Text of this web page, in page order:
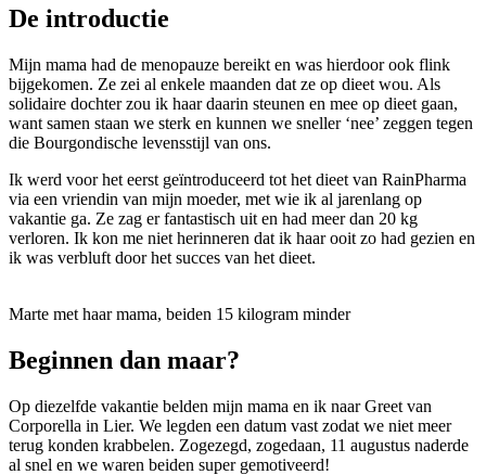
De introductie
Mijn mama had de menopauze bereikt en was hierdoor ook flink
bijgekomen. Ze zei al enkele maanden dat ze op dieet wou. Als
solidaire dochter zou ik haar daarin steunen en mee op dieet gaan,
want samen staan we sterk en kunnen we sneller ‘nee’ zeggen tegen
die Bourgondische levensstijl van ons.
Ik werd voor het eerst geïntroduceerd tot het dieet van RainPharma
via een vriendin van mijn moeder, met wie ik al jarenlang op
vakantie ga. Ze zag er fantastisch uit en had meer dan 20 kg
verloren. Ik kon me niet herinneren dat ik haar ooit zo had gezien en
ik was verbluft door het succes van het dieet.
Marte met haar mama, beiden 15 kilogram minder
Beginnen dan maar?
Op diezelfde vakantie belden mijn mama en ik naar Greet van
Corporella in Lier. We legden een datum vast zodat we niet meer
terug konden krabbelen. Zogezegd, zogedaan, 11 augustus naderde
al snel en we waren beiden super gemotiveerd!